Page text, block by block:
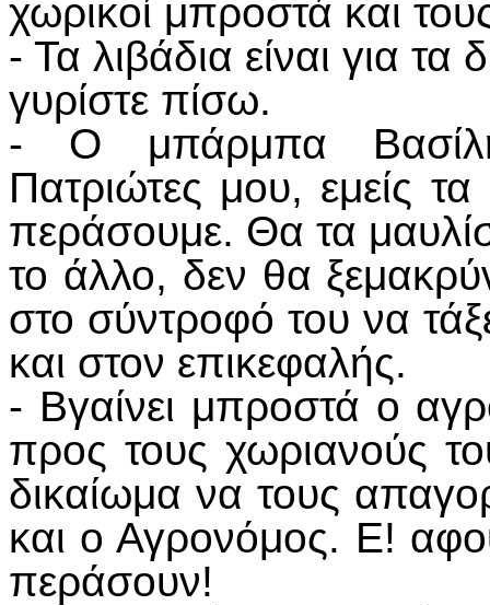
χωρικοί μπροστά και
- Τα λιβάδια είναι για
γυρίστε πίσω.
- Ο μπάρμπα
Πατριώτες μου, εμείς
περάσουμε. Θα τα
το άλλο, δεν θα
στο σύντροφό του να
και στον επικεφαλής.
- Βγαίνει μπροστά ο
προς τους χωριανούς
δικαίωμα να τους
και ο Αγρονόμος. Ε!
περάσουν!